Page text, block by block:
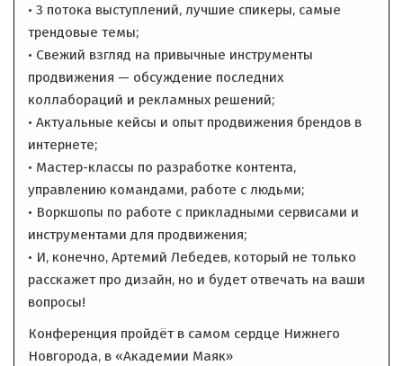
• 3 потока выступлений, лучшие спикеры, самые
трендовые темы;
• Свежий взгляд на привычные инструменты
продвижения — обсуждение последних
коллабораций и рекламных решений;
• Актуальные кейсы и опыт продвижения брендов в
интернете;
• Мастер-классы по разработке контента,
управлению командами, работе с людьми;
• Воркшопы по работе с прикладными сервисами и
инструментами для продвижения;
• И, конечно, Артемий Лебедев, который не только
расскажет про дизайн, но и будет отвечать на ваши
вопросы!
Конференция пройдёт в самом сердце Нижнего
Новгорода, в «Академии Маяк»